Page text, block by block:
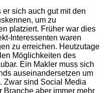
er sich auch gut mit den
um zu
platziert. Früher war dies
Interessenten waren
zu erreichen. Heutzutage
Möglichkeiten des
Ein Makler muss sich
auseinandersetzen um
Zwar sind Social Media
Branche aber immer mehr